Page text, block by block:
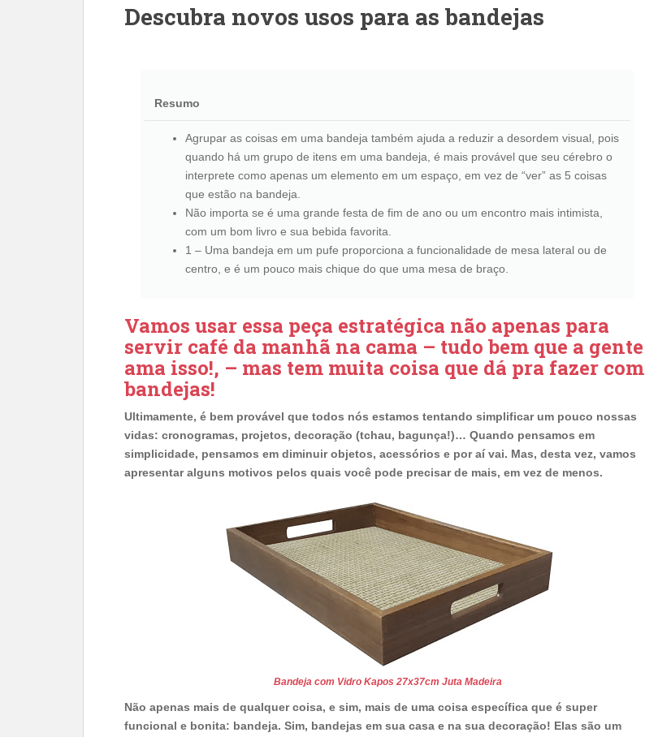
Descubra novos usos para as bandejas
Resumo
Agrupar as coisas em uma bandeja também ajuda a reduzir a desordem visual, pois
quando há um grupo de itens em uma bandeja, é mais provável que seu cérebro o
interprete como apenas um elemento em um espaço, em vez de “ver” as 5 coisas
que estão na bandeja.
Não importa se é uma grande festa de fim de ano ou um encontro mais intimista,
com um bom livro e sua bebida favorita.
1 – Uma bandeja em um pufe proporciona a funcionalidade de mesa lateral ou de
centro, e é um pouco mais chique do que uma mesa de braço.
Vamos usar essa peça estratégica não apenas para
servir café da manhã na cama – tudo bem que a gente
ama isso!, – mas tem muita coisa que dá pra fazer com
bandejas!
Ultimamente, é bem provável que todos nós estamos tentando simplificar um pouco nossas
vidas: cronogramas, projetos, decoração (tchau, bagunça!)… Quando pensamos em
simplicidade, pensamos em diminuir objetos, acessórios e por aí vai. Mas, desta vez, vamos
apresentar alguns motivos pelos quais você pode precisar de mais, em vez de menos.
Bandeja com Vidro Kapos 27x37cm Juta Madeira
Não apenas mais de qualquer coisa, e sim, mais de uma coisa específica que é super
funcional e bonita: bandeja. Sim, bandejas em sua casa e na sua decoração! Elas são um